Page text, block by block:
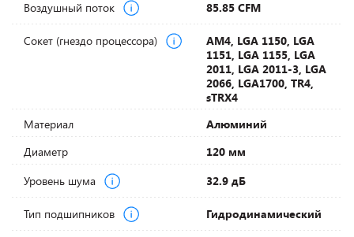
Воздушный поток 85.85 CFM
Сокет (гнездо процессора)
AM4, LGA 1150, LGA
1151, LGA 1155, LGA
2011, LGA 2011-3, LGA
2066, LGA1700, TR4,
sTRX4
Материал
Алюминий
Диаметр
120 мм
Уровень шума
32.9 дБ
Тип подшипников Гидродинамический